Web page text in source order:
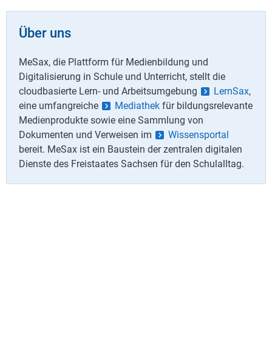
Über uns
MeSax, die Plattform für Medienbildung und
Digitalisierung in Schule und Unterricht, stellt die
cloudbasierte Lern- und Arbeitsumgebung
LernSax,
eine umfangreiche
Mediathek für bildungsrelevante
Medienprodukte sowie eine Sammlung von
Dokumenten und Verweisen im
Wissensportal
bereit. MeSax ist ein Baustein der zentralen digitalen
Dienste des Freistaates Sachsen für den Schulalltag.